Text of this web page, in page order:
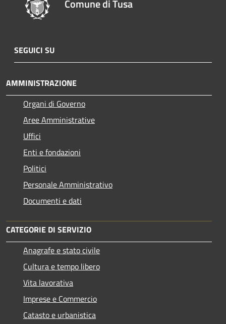
Comune di Tusa
SEGUICI SU
AMMINISTRAZIONE
Organi di Governo
Aree Amministrative
Uffici
Enti e fondazioni
Politici
Personale Amministrativo
Documenti e dati
CATEGORIE DI SERVIZIO
Anagrafe e stato civile
Cultura e tempo libero
Vita lavorativa
Imprese e Commercio
Catasto e urbanistica